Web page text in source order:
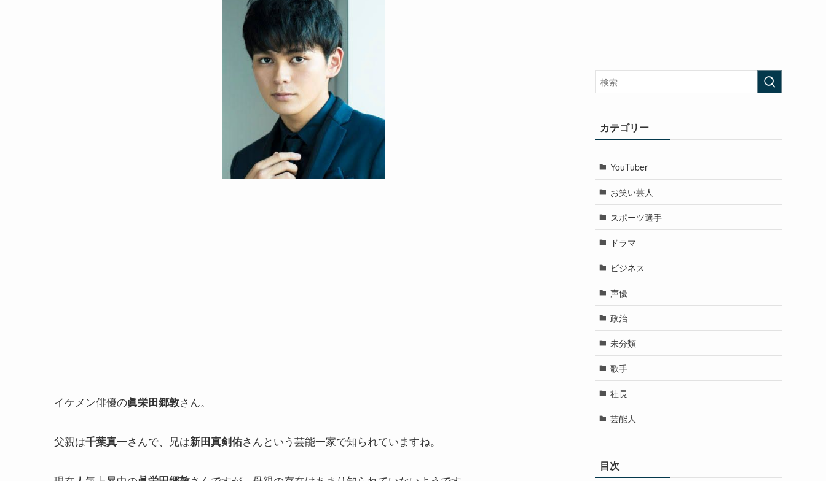
イケメン俳優の眞栄田郷敦さん。
父親は千葉真一さんで、兄は新田真剣佑さんという芸能一家で知られていますね。
カテゴリー
YouTuber
お笑い芸人
スポーツ選手
ドラマ
ビジネス
声優
政治
未分類
歌手
社長
芸能人
目次